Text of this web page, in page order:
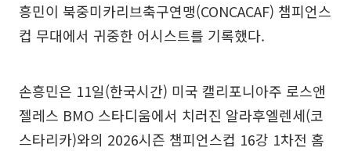
흥민이 북중미카리브축구연맹(CONCACAF) 챔피언스
컵 무대에서 귀중한 어시스트를 기록했다.
손흥민은 11일(한국시간) 미국 캘리포니아주 로스앤
젤레스 BMO 스타디움에서 치러진 알라후엘렌세(코
스타리카)와의 2026시즌 챔피언스컵 16강 1차전 홈